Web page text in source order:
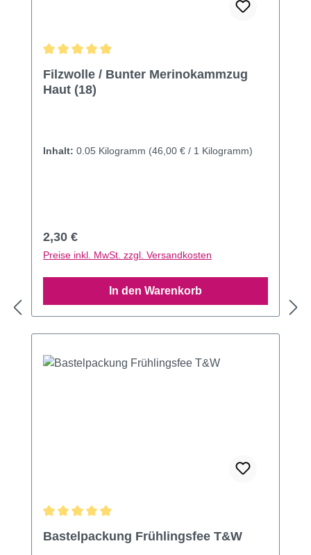
Filzwolle / Bunter Merinokammzug
Haut (18)
Inhalt: 0.05 Kilogramm (46,00 € / 1 Kilogramm)
Regulärer Preis:
2,30 €
Preise inkl. MwSt. zzgl. Versandkosten
In den Warenkorb
Bastelpackung Frühlingsfee T&W